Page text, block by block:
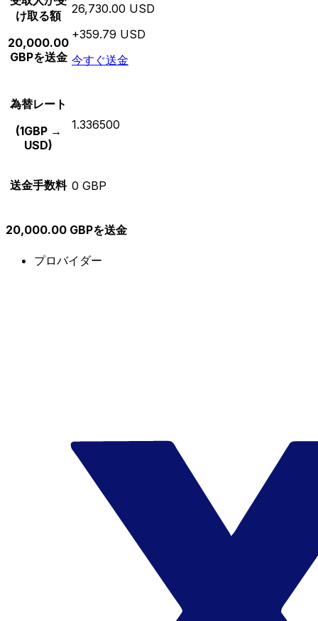
け取る額
20,000.00
GBPを送金
26,730.00 USD
+359.79 USD
今すぐ送金
為替レート
(1GBP →
USD)
1.336500
送金手数料 0 GBP
20,000.00 GBPを送金
プロバイダー